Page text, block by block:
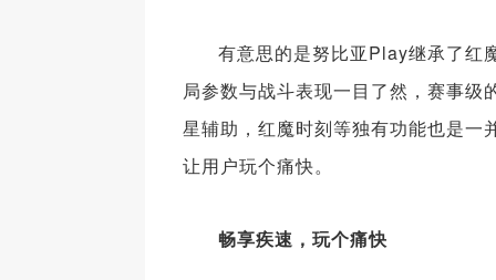
有意思的是努比亚Play继承了红
局参数与战斗表现一目了然，赛事
星辅助，红魔时刻等独有功能也是一
让用户玩个痛快。
畅享疾速，玩个痛快